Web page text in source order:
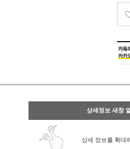
상세정보 새창
상세 정보를 확대